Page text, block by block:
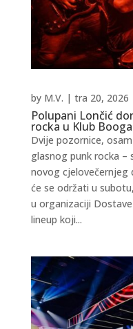
Polupani Lončić
rocka u Klub
by M.V. | tra 20, 2026
Dvije pozornice,
glasnog punk rocka –
novog cjelovečernjeg
će se održati u
u organizaciji
lineup koji...